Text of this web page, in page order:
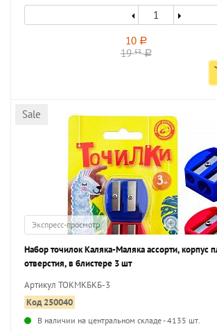
10 a
1953 a
Sale
Экспресс-просмотр
Набор точилок Каляка-Маляка ассорти, корпус
отверстия, в блистере 3 шт
Артикул ТОКМКБКБ-3
Код 250040
В наличии на центральном складе - 4135 шт.